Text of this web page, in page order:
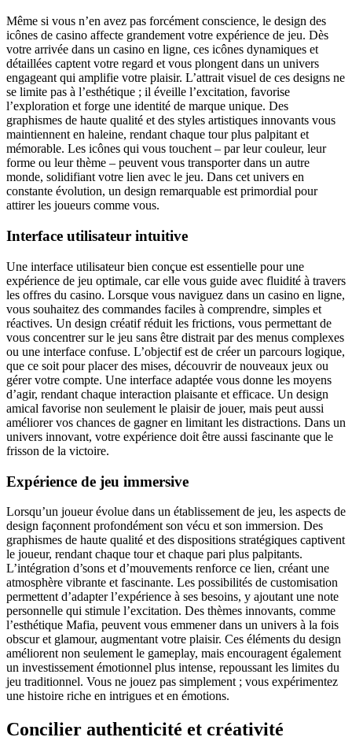
Même si vous n’en avez pas forcément conscience, le design des
icônes de casino affecte grandement votre expérience de jeu. Dès
votre arrivée dans un casino en ligne, ces icônes dynamiques et
détaillées captent votre regard et vous plongent dans un univers
engageant qui amplifie votre plaisir. L’attrait visuel de ces designs ne
se limite pas à l’esthétique ; il éveille l’excitation, favorise
l’exploration et forge une identité de marque unique. Des
graphismes de haute qualité et des styles artistiques innovants vous
maintiennent en haleine, rendant chaque tour plus palpitant et
mémorable. Les icônes qui vous touchent – par leur couleur, leur
forme ou leur thème – peuvent vous transporter dans un autre
monde, solidifiant votre lien avec le jeu. Dans cet univers en
constante évolution, un design remarquable est primordial pour
attirer les joueurs comme vous.
Interface utilisateur intuitive
Une interface utilisateur bien conçue est essentielle pour une
expérience de jeu optimale, car elle vous guide avec fluidité à travers
les offres du casino. Lorsque vous naviguez dans un casino en ligne,
vous souhaitez des commandes faciles à comprendre, simples et
réactives. Un design créatif réduit les frictions, vous permettant de
vous concentrer sur le jeu sans être distrait par des menus complexes
ou une interface confuse. L’objectif est de créer un parcours logique,
que ce soit pour placer des mises, découvrir de nouveaux jeux ou
gérer votre compte. Une interface adaptée vous donne les moyens
d’agir, rendant chaque interaction plaisante et efficace. Un design
amical favorise non seulement le plaisir de jouer, mais peut aussi
améliorer vos chances de gagner en limitant les distractions. Dans un
univers innovant, votre expérience doit être aussi fascinante que le
frisson de la victoire.
Expérience de jeu immersive
Lorsqu’un joueur évolue dans un établissement de jeu, les aspects de
design façonnent profondément son vécu et son immersion. Des
graphismes de haute qualité et des dispositions stratégiques captivent
le joueur, rendant chaque tour et chaque pari plus palpitants.
L’intégration d’sons et d’mouvements renforce ce lien, créant une
atmosphère vibrante et fascinante. Les possibilités de customisation
permettent d’adapter l’expérience à ses besoins, y ajoutant une note
personnelle qui stimule l’excitation. Des thèmes innovants, comme
l’esthétique Mafia, peuvent vous emmener dans un univers à la fois
obscur et glamour, augmentant votre plaisir. Ces éléments du design
améliorent non seulement le gameplay, mais encouragent également
un investissement émotionnel plus intense, repoussant les limites du
jeu traditionnel. Vous ne jouez pas simplement ; vous expérimentez
une histoire riche en intrigues et en émotions.
Concilier authenticité et créativité